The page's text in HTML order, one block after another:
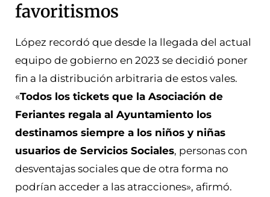
favoritismos
López recordó que desde la llegada del actual
equipo de gobierno en 2023 se decidió poner
fin a la distribución arbitraria de estos vales.
«Todos los tickets que la Asociación de
Feriantes regala al Ayuntamiento los
destinamos siempre a los niños y niñas
usuarios de Servicios Sociales, personas con
desventajas sociales que de otra forma no
podrían acceder a las atracciones», afirmó.